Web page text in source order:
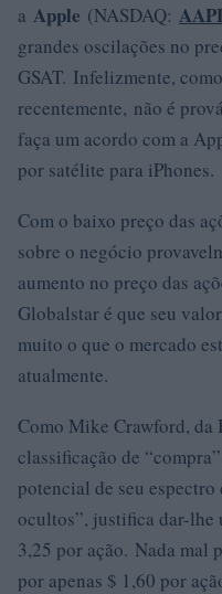
a Apple (NASDAQ:
grandes oscilações no
GSAT. Infelizmente,
recentemente, não é
faça um acordo com a
por satélite para iPhones.
Com o baixo preço das
sobre o negócio
aumento no preço das
Globalstar é que seu
muito o que o mercado
atualmente.
Como Mike Crawford, da
classificação de
potencial de seu
ocultos”, justifica dar-lhe
3,25 por ação. Nada mal
por apenas $ 1,60 por